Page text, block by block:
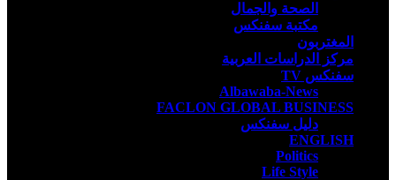
الصحة والجمال
مكتبة سفنكس
المغتربون
مركز الدراسات العربية
سفنكس TV
Albawaba-News
FACLON GLOBAL BUSINESS
دليل سفنكس
ENGLISH
Politics
Life Style